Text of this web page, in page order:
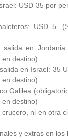
USD 35 por
USD 5.
salida en
destino)
en Israel: 35
destino)
Galilea
destino)
crucero, ni en otra
y extras en los